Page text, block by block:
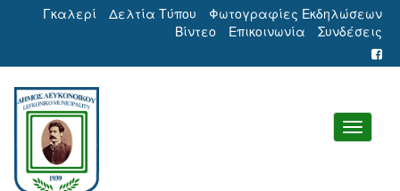
Γκαλερί Δελτία Τύπου
Φωτογραφίες Εκδηλώσεων
Βίντεο
Επικοινωνία Συνδέσεις